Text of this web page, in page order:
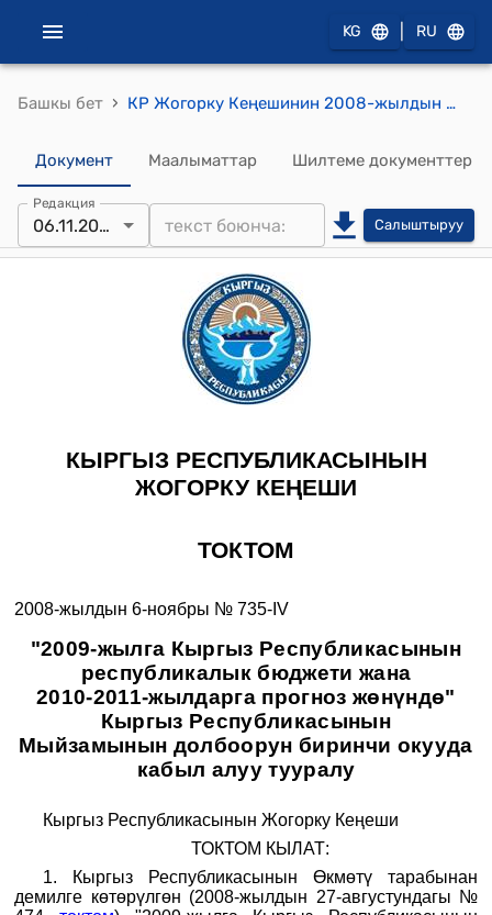
KG RU
Башкы бет › КР Жогорку Кеңешинин 2008-жылдын 6-ноябрындагы № 735-IV ""2009-жылга Кыргыз Республикасынын республикалык бюджети жана 2010-2011-жылдарга прогноз жөнүндө" Кыргыз Республикасынын Мыйзамынын долбоорун биринчи окууда кабыл алуу тууралу" токтому
Документ Маалыматтар Шилтеме документтер
Редакция
06.11.2008 Салыштыруу